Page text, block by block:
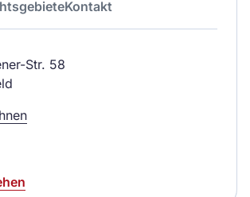
Kontakt
Str. 58